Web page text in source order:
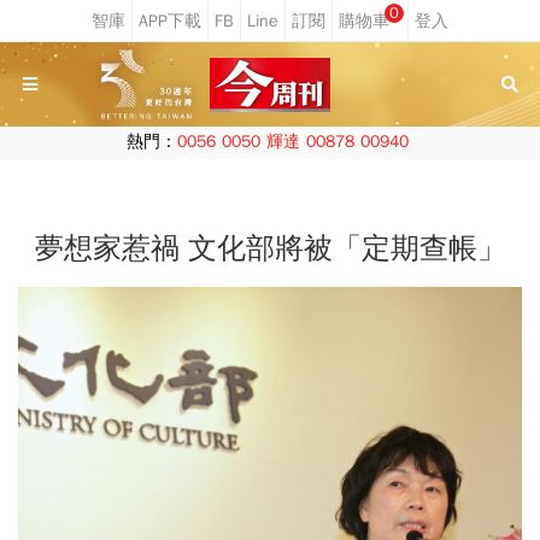
0
熱門： 0056 0050 輝達 00878 00940
夢想家惹禍 文化部將被「定期查帳」